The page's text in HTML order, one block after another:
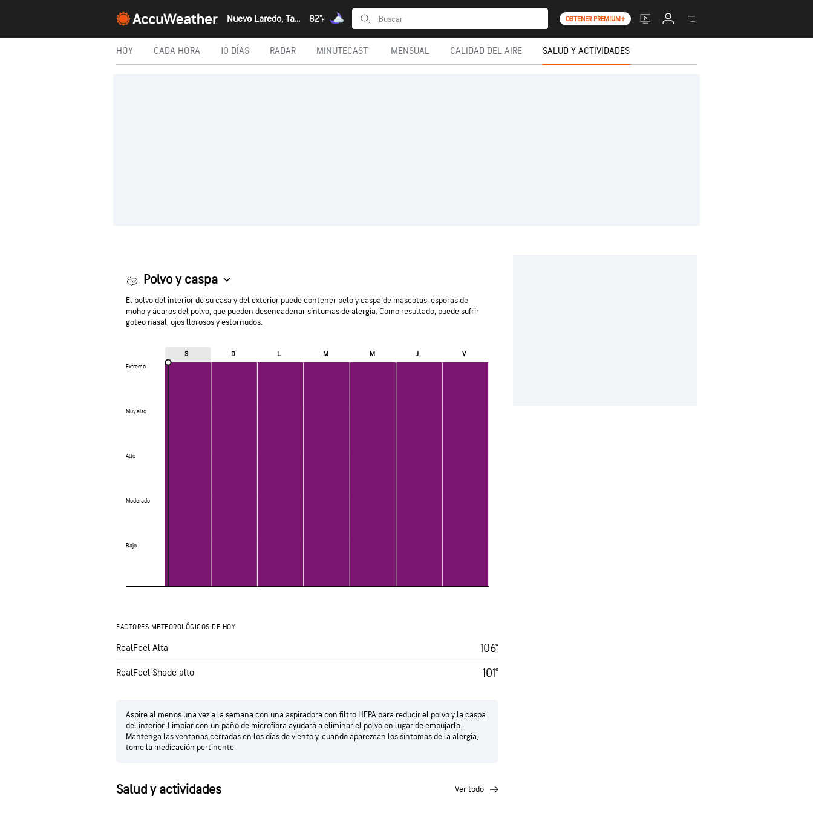
Nuevo Laredo, Tamaulipas 82°F OBTENER PREMIUM+
HOY CADA HORA 10 DÍAS RADAR MINUTECAST® MENSUAL CALIDAD DEL AIRE SALUD Y ACTIVIDADES
Polvo y caspa
El polvo del interior de su casa y del exterior puede contener pelo y caspa de mascotas, esporas de
moho y ácaros del polvo, que pueden desencadenar síntomas de alergia. Como resultado, puede sufrir
goteo nasal, ojos llorosos y estornudos.
Extremo
Muy alto
Alto
Moderado
Bajo
S D L M M J V
Extremo
Muy alto
Alto
Moderado
Bajo
FACTORES METEOROLÓGICOS DE HOY
RealFeel Alta 106°
RealFeel Shade alto 101°
Aspire al menos una vez a la semana con una aspiradora con filtro HEPA para reducir el polvo y la caspa
del interior. Limpiar con un paño de microfibra ayudará a eliminar el polvo en lugar de empujarlo.
Mantenga las ventanas cerradas en los días de viento y, cuando aparezcan los síntomas de la alergia,
tome la medicación pertinente.
Salud y actividades ver todo